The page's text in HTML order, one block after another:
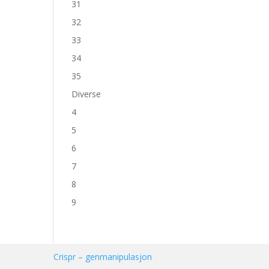
31
32
33
34
35
Diverse
4
5
6
7
8
9
Crispr – genmanipulasjon